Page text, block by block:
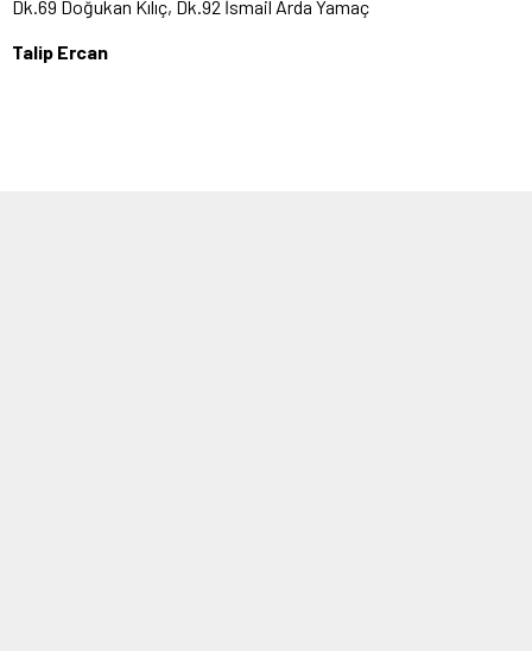
Dk.69 Doğukan Kılıç, Dk.92 İsmail Arda Yamaç
Talip Ercan